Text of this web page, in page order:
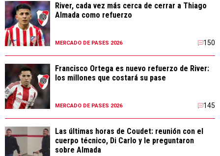
River, cada vez más cerca de cerrar a Thiago
Almada como refuerzo
MERCADO DE PASES 2026 150
Francisco Ortega es nuevo refuerzo de River:
los millones que costará su pase
MERCADO DE PASES 2026 145
Las últimas horas de Coudet: reunión con el
cuerpo técnico, Di Carlo y le preguntaron
sobre Almada